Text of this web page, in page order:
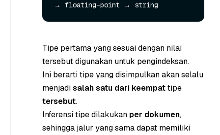
Tipe pertama yang sesuai dengan nilai
tersebut digunakan untuk pengindeksan.
Ini berarti tipe yang disimpulkan akan selalu
menjadisalah satu dari keempattipe
tersebut.
Inferensi tipe dilakukan per dokumen,
sehingga jalur yang sama dapat memiliki